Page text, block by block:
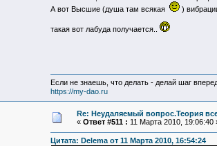
А вот Высшие (душа там всякая
)
такая вот лабуда получается..
Если не знаешь, что делать - делай шаг
https://my-dao.ru
Re: Неудаляемый вопрос.Теория
« Ответ #511 : 11 Марта 2010, 19:06:40
Цитата: Delema от 11 Марта 2010, 16:54:24